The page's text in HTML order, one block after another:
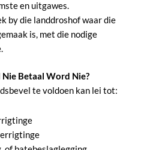
en uitgawes.
by die landdroshof waar die
is, met die nodige
Betaal Word Nie?
te voldoen kan lei tot: